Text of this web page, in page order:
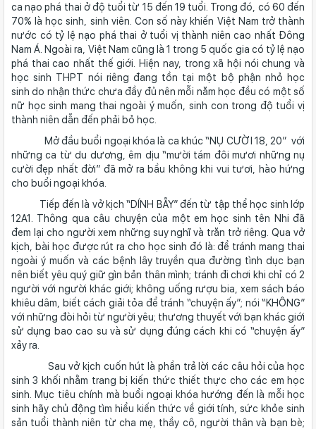
ca nạo phá thai ở độ tuổi từ 15 đến 19 tuổi. Trong đó, có 60 đến
70% là học sinh, sinh viên. Con số này khiến Việt Nam trở thành
nước có tỷ lệ nạo phá thai ở tuổi vị thành niên cao nhất Đông
Nam Á. Ngoài ra, Việt Nam cũng là 1 trong 5 quốc gia có tỷ lệ nạo
phá thai cao nhất thế giới. Hiện nay, trong xã hội nói chung và
học sinh THPT nói riêng đang tồn tại một bộ phận nhỏ học
sinh do nhận thức chưa đầy đủ nên mỗi năm học đều có một số
nữ học sinh mang thai ngoài ý muốn, sinh con trong độ tuổi vị
thành niên dẫn đến phải bỏ học.
Mở đầu buổi ngoại khóa là ca khúc “NỤ CƯỜI 18, 20” với
những ca từ du dương, êm dịu “mười tám đôi mươi những nụ
cười đẹp nhất đời” đã mở ra bầu không khi vui tươi, hào hứng
cho buổi ngoại khóa.
Tiếp đến là vở kịch “DÍNH BẪY” đến từ tập thể học sinh lớp
12A1. Thông qua câu chuyện của một em học sinh tên Nhi đã
đem lại cho người xem những suy nghĩ và trăn trở riêng. Qua vở
kịch, bài học được rút ra cho học sinh đó là: để tránh mang thai
ngoài ý muốn và các bệnh lây truyền qua đường tình dục bạn
nên biết yêu quý giữ gìn bản thân mình; tránh đi chơi khi chỉ có 2
người với người khác giới; không uống rượu bia, xem sách báo
khiêu dâm, biết cách giải tỏa để tránh “chuyện ấy”; nói “KHÔNG”
với những đòi hỏi từ người yêu; thương thuyết với bạn khác giới
sử dụng bao cao su và sử dụng đúng cách khi có “chuyện ấy”
xảy ra.
Sau vở kịch cuốn hút là phần trả lời các câu hỏi của học
sinh 3 khối nhằm trang bị kiến thức thiết thực cho các em học
sinh. Mục tiêu chính mà buổi ngoại khóa hướng đến là mỗi học
sinh hãy chủ động tìm hiểu kiến thức về giới tính, sức khỏe sinh
sản tuổi thành niên từ cha mẹ, thầy cô, người thân và bạn bè;